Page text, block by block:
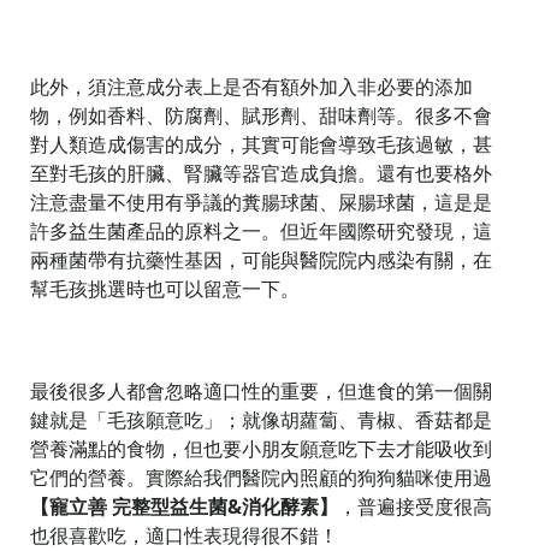
此外，須注意成分表上是否有額外加入非必要的添加
物，例如香料、防腐劑、賦形劑、甜味劑等。很多不會
對人類造成傷害的成分，其實可能會導致毛孩過敏，甚
至對毛孩的肝臟、腎臟等器官造成負擔。還有也要格外
注意盡量不使用有爭議的糞腸球菌、屎腸球菌，這是是
許多益生菌產品的原料之一。但近年國際研究發現，這
兩種菌帶有抗藥性基因，可能與醫院院内感染有關，在
幫毛孩挑選時也可以留意一下。
最後很多人都會忽略適口性的重要，但進食的第一個關
鍵就是「毛孩願意吃」；就像胡蘿蔔、青椒、香菇都是
營養滿點的食物，但也要小朋友願意吃下去才能吸收到
它們的營養。實際給我們醫院內照顧的狗狗貓咪使用過
【寵立善 完整型益生菌&消化酵素】
，普遍接受度很高
也很喜歡吃，適口性表現得很不錯！